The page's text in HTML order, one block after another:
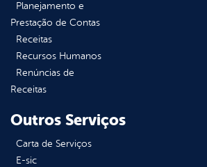
Planejamento e
Prestação de Contas
Receitas
Recursos Humanos
Renúncias de
Receitas
Outros Serviços
Carta de Serviços
E-sic